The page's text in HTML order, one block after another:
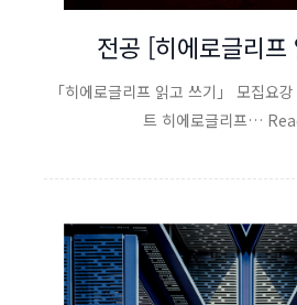
전공 [히에로글리프
「히에로글리프 읽고 쓰기」 모집요
트 히에로글리프…